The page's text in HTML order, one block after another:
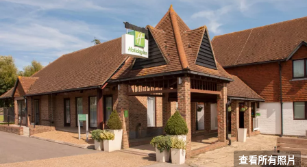
查看所有照片